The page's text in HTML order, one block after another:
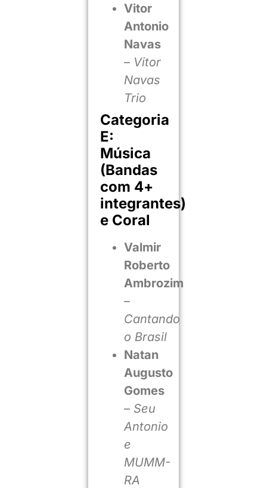
Vitor
Antonio
Navas
– Vitor
Navas
Trio
Categoria
E:
Música
(Bandas
com 4+
integrantes)
e Coral
Valmir
Roberto
Ambrozim
–
Cantando
o Brasil
Natan
Augusto
Gomes
– Seu
Antonio
e
MUMM-
RA